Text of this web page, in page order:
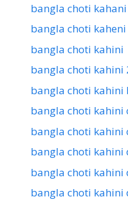
bangla choti kahani
bangla choti kaheni
bangla choti kahini
bangla choti kahini
bangla choti kahini
bangla choti kahini
bangla choti kahini
bangla choti
bangla choti
bangla choti kahini